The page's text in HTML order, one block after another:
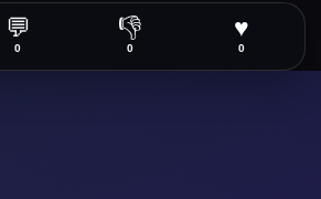
♥
0
👎
0
💬
0